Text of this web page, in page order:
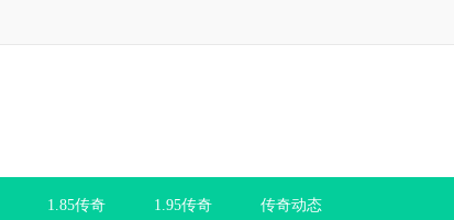
1.85传奇 1.95传奇 传奇动态